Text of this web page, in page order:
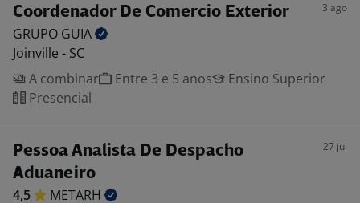
Coordenador De Comercio Exterior 3 ago
GRUPO GUIA
Joinville - SC
A combinar
Entre 3 e 5 anos
Ensino Superior
Presencial
Pessoa Analista De Despacho
Aduaneiro
27 jul
4,5
METARH